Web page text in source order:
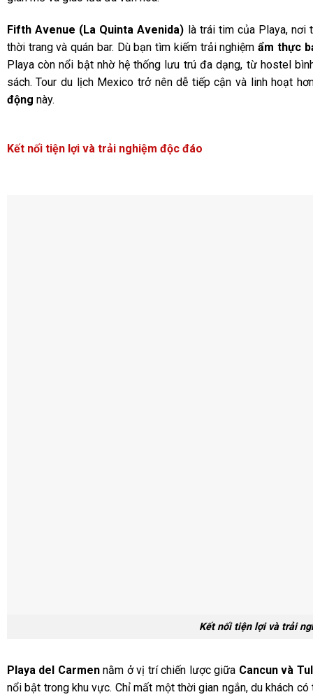
Fifth Avenue (La Quinta Avenida) là trái tim của Playa, nơi
thời trang và quán bar. Dù bạn tìm kiếm trải nghiệmẩm thực
Playa còn nổi bật nhờ hệ thống lưu trú đa dạng, từ hostel
sách. Tour du lịch Mexico trở nên dễ tiếp cận và linh hoạt
động này.
Kết nối tiện lợi và trải nghiệm độc đáo
Kết nối tiện lợi và trải
Playa del Carmennằm ở vị trí chiến lược giữa Cancun và
nổi bật trong khu vực. Chỉ mất một thời gian ngắn, du khách